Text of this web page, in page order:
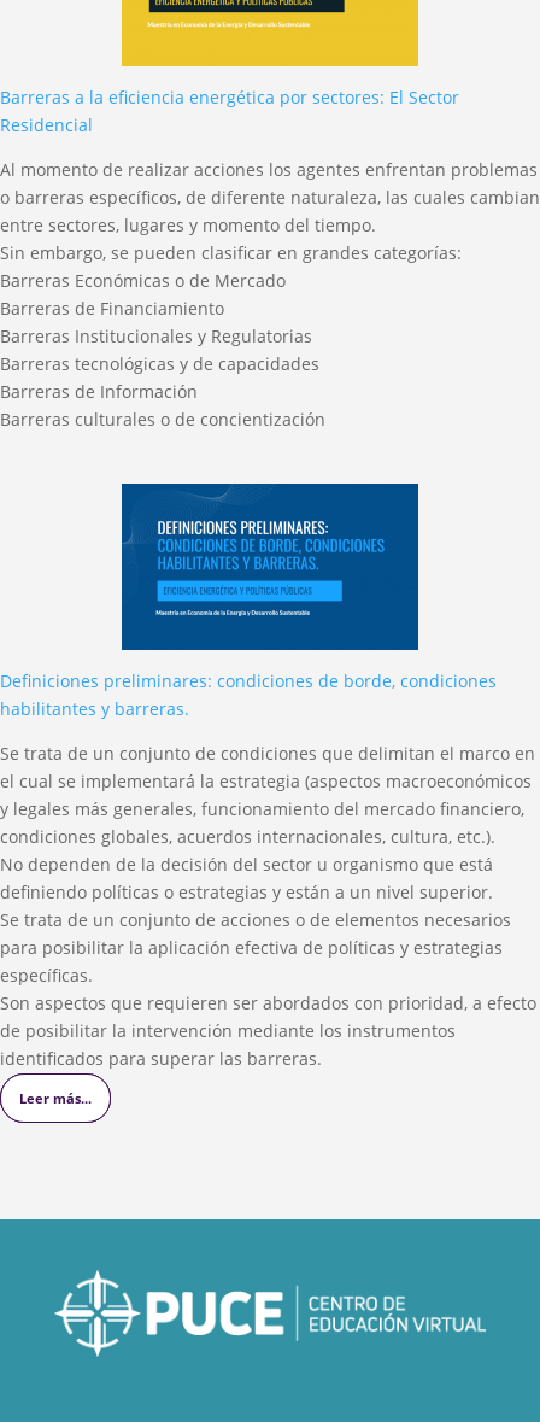
Leer más...
Barreras a la eficiencia energética por sectores: El Sector
Residencial
Al momento de realizar acciones los agentes enfrentan problemas
o barreras específicos, de diferente naturaleza, las cuales cambian
entre sectores, lugares y momento del tiempo.
Sin embargo, se pueden clasificar en grandes categorías:
Barreras Económicas o de Mercado
Barreras de Financiamiento
Barreras Institucionales y Regulatorias
Barreras tecnológicas y de capacidades
Barreras de Información
Barreras culturales o de concientización
Leer más...
Definiciones preliminares: condiciones de borde, condiciones
habilitantes y barreras.
Se trata de un conjunto de condiciones que delimitan el marco en
el cual se implementará la estrategia (aspectos macroeconómicos
y legales más generales, funcionamiento del mercado financiero,
condiciones globales, acuerdos internacionales, cultura, etc.).
No dependen de la decisión del sector u organismo que está
definiendo políticas o estrategias y están a un nivel superior.
Se trata de un conjunto de acciones o de elementos necesarios
para posibilitar la aplicación efectiva de políticas y estrategias
específicas.
Son aspectos que requieren ser abordados con prioridad, a efecto
de posibilitar la intervención mediante los instrumentos
identificados para superar las barreras.
Leer más...